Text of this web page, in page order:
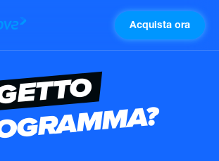
Acquista ora